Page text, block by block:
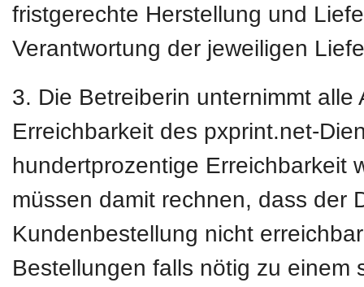
fristgerechte Herstellung und
Verantwortung der jeweiligen
3. Die Betreiberin unternimmt
Erreichbarkeit des pxprint.net-
hundertprozentige Erreichbarkeit
müssen damit rechnen, dass der
Kundenbestellung nicht
Bestellungen falls nötig zu